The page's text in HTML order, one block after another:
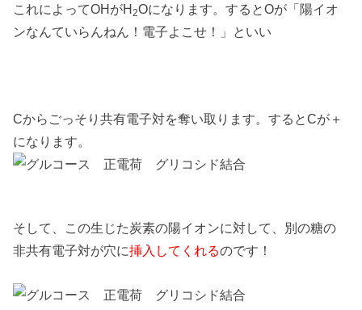
これによってOHがH2Oになります。するとOが「陽イオ
ンなんていらんねん！電子よこせ！」といい
Cからごっそり共有電子対を奪い取ります。するとCが＋
になります。
そして、この生じた炭素の陽イオンに対して、別の糖の
非共有電子対が穴に挿入してくれるのです！